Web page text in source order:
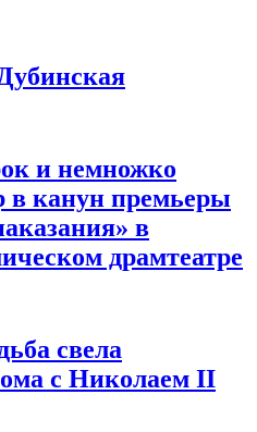
и немножко
в канун премьеры
в
драмтеатре
свела
с Николаем II